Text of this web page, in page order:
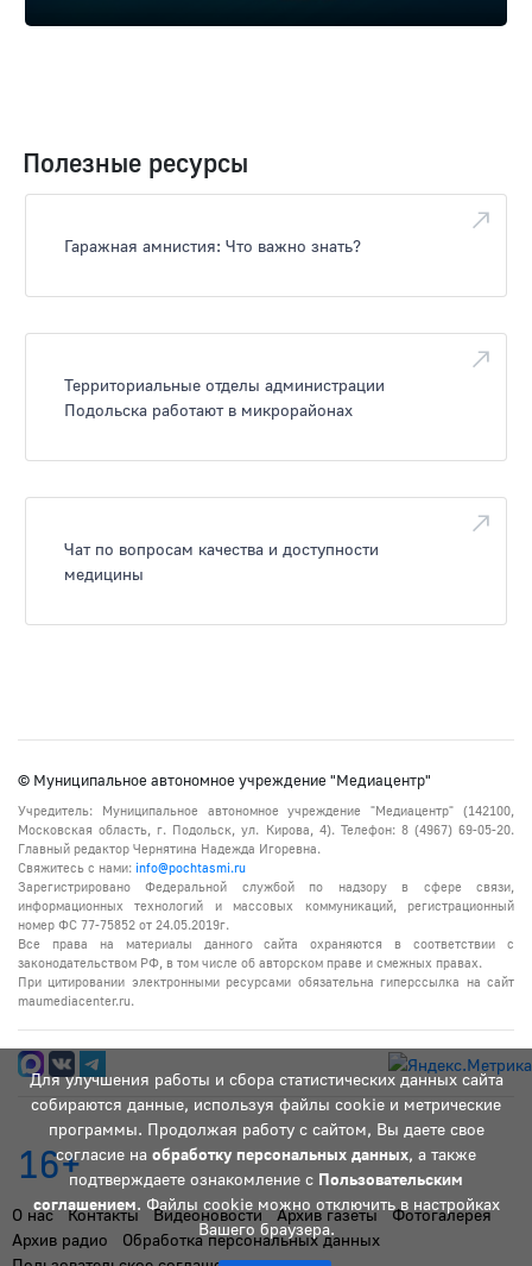
Полезные ресурсы
Гаражная амнистия: Что важно знать?
Территориальные отделы администрации
Подольска работают в микрорайонах
Чат по вопросам качества и доступности
медицины
Для улучшения работы и сбора статистических данных сайта
собираются данные, используя файлы cookie и метрические
программы. Продолжая работу с сайтом, Вы даете свое
согласие на обработку персональных данных, а также
подтверждаете ознакомление с Пользовательским
соглашением. Файлы cookie можно отключить в настройках
Вашего браузера.
© Муниципальное автономное учреждение "Медиацентр"
Учредитель: Муниципальное автономное учреждение "Медиацентр" (142100,
Московская область, г. Подольск, ул. Кирова, 4). Телефон: 8 (4967) 69-05-20.
Главный редактор Чернятина Надежда Игоревна.
Свяжитесь с нами: info@pochtasmi.ru
Зарегистрировано Федеральной службой по надзору в сфере связи,
информационных технологий и массовых коммуникаций, регистрационный
номер ФС 77-75852 от 24.05.2019г.
Все права на материалы данного сайта охраняются в соответствии с
законодательством РФ, в том числе об авторском праве и смежных правах.
При цитировании электронными ресурсами обязательна гиперссылка на сайт
maumediacenter.ru.
16+
О нас Контакты Видеоновости Архив газеты
Фотогалерея
Архив радио
Обработка персональных данных